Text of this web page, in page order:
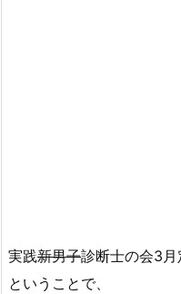
実践新男子診断士の会3
ということで、